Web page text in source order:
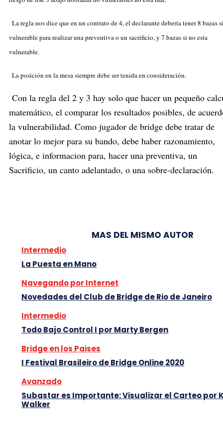
La regla nos dice que en un contrato de 4, el declarante debería tener 8 bazas
vulnerable para realizar una preventiva o un sacrificio, y 7 bazas si no esta
vulnerable.
La posición en la mesa siempre debe ser tenida en consideración.
Con la regla del 2 y 3 hay solo que hacer un pequeño
matemático, el comparar los resultados posibles, de
la vulnerabilidad. Como jugador de bridge debe tratar de
anotar lo mejor para su bando, debe haber razonamiento,
lógica, e informacion para, hacer una preventiva, un
Sacrificio, un canto adelantado, o una sobre-declaración.
MAS DEL MISMO AUTOR
Intermedio
La Puesta en Mano
Navegando por Internet
Novedades del Club de Bridge de Rio de Janeiro
Intermedio
Todo Bajo Control I por Marty Bergen
Bridge en los Paises
I Festival Brasileiro de Bridge Online 2020
Avanzado
Subastar es Importante: Visualizar el Carteo por
Walker